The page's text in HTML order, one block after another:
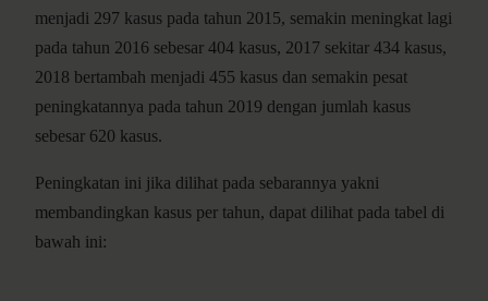
menjadi 297 kasus pada tahun 2015, semakin meningkat lagi
pada tahun 2016 sebesar 404 kasus, 2017 sekitar 434 kasus,
2018 bertambah menjadi 455 kasus dan semakin pesat
peningkatannya pada tahun 2019 dengan jumlah kasus
sebesar 620 kasus.
Peningkatan ini jika dilihat pada sebarannya yakni
membandingkan kasus per tahun, dapat dilihat pada tabel di
bawah ini: